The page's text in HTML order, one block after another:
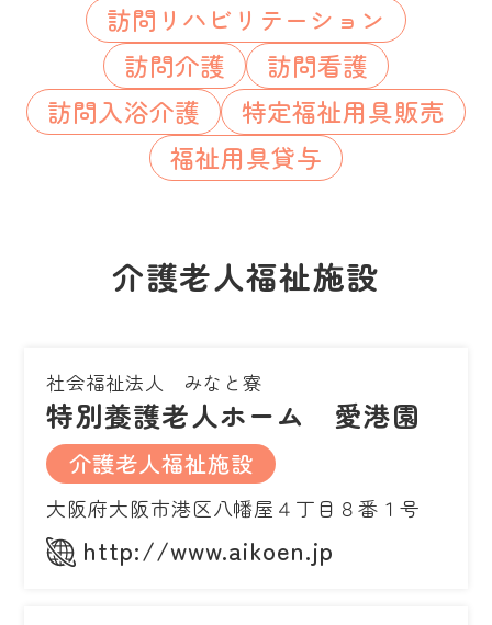
訪問リハビリテーション
訪問介護
訪問看護
訪問入浴介護
特定福祉用具販売
福祉用具貸与
介護老人福祉施設
社会福祉法人 みなと寮
特別養護老人ホーム 愛港園
介護老人福祉施設
大阪府大阪市港区八幡屋４丁目８番１号
http://www.aikoen.jp